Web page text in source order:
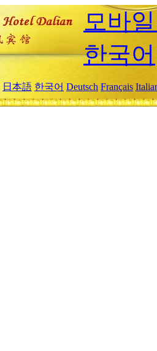
모바
한국어
日本語 한국어 Deutsch Français